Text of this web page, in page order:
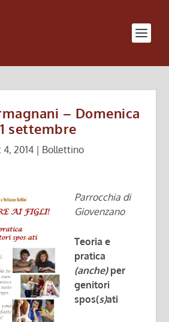
– Domenica
settembre
4, 2014| Bollettino
Parrocchia di
Giovenzano
Teoria e
pratica
(anche)per
genitori
spos(s)ati